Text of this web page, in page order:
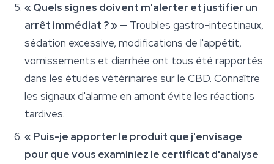
« Quels signes doivent m'alerter et justifier un
arrêt immédiat ? » — Troubles gastro-intestinaux,
sédation excessive, modifications de l'appétit,
vomissements et diarrhée ont tous été rapportés
dans les études vétérinaires sur le CBD. Connaître
les signaux d'alarme en amont évite les réactions
tardives.
« Puis-je apporter le produit que j'envisage
pour que vous examiniez le certificat d'analyse